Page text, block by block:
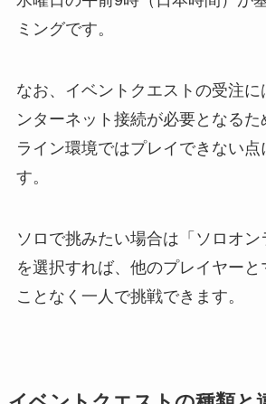
ミングです。
なお、イベントクエストの受注に
ンターネット接続が必要となるた
ライン環境ではプレイできない
す。
ソロで挑みたい場合は「ソロオン
を選択すれば、他のプレイヤーと
ことなく一人で挑戦できます。